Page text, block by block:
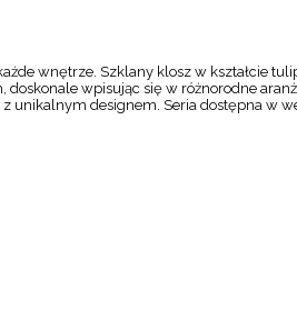
wnętrze. Szklany klosz w kształcie
wpisując się w różnorodne
designem. Seria dostępna w